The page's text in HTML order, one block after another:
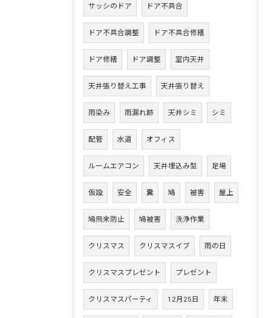
サッシのドア ドア不具合
ドア不具合調整 ドア不具合修繕
ドア修繕 ドア調整 室内天井
天井張り替え工事 天井張り替え
雨染み 雨漏れ跡 天井シミ シミ
配管 水道 オフィス
ルームエアコン 天井埋込み型 足場
仮設 安全 糞 鳩 被害 屋上
鳩飛来防止 鳩被害 洗浄作業
クリスマス クリスマスイブ 雨の日
クリスマスプレゼント プレゼント
クリスマスパーティ 12月25日 年末